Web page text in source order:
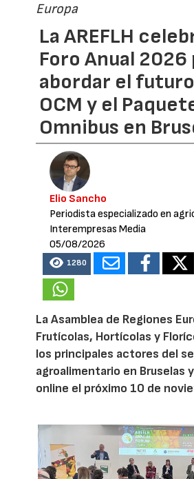
Europa
La AREFLH
Foro Anual 2026
abordar el
OCM y el
Omnibus en
Elio Sancho
Periodista especializado en
Interempresas Media
05/08/2026
1280
La Asamblea de Regiones
Frutícolas, Hortícolas y
los principales actores del
agroalimentario en Bruselas
online el próximo 10 de